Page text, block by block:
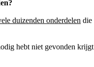
duizenden onderdelen die
hebt niet gevonden